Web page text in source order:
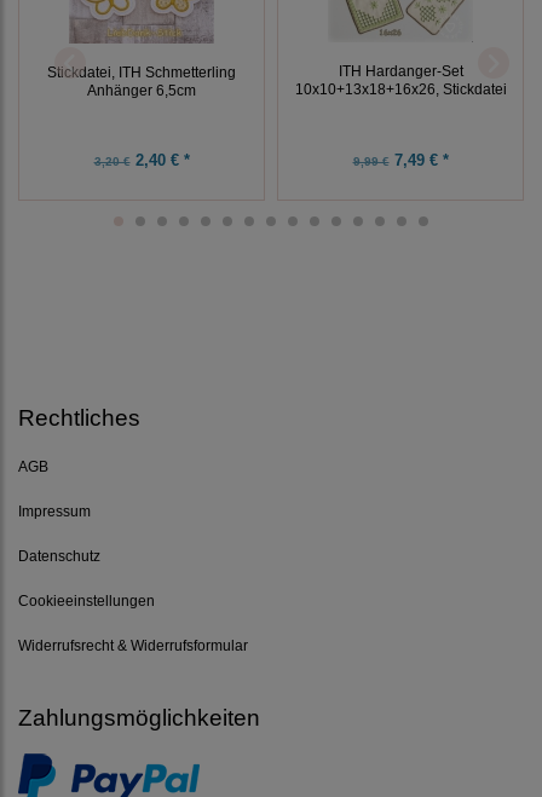
Stickdatei, ITH Schmetterling
Anhänger 6,5cm
3,20 €2,40 € *
ITH Hardanger-Set
10x10+13x18+16x26, Stickdatei
9,99 €7,49 € *
Rechtliches
AGB
Impressum
Datenschutz
Cookieeinstellungen
Widerrufsrecht & Widerrufsformular
Zahlungsmöglichkeiten